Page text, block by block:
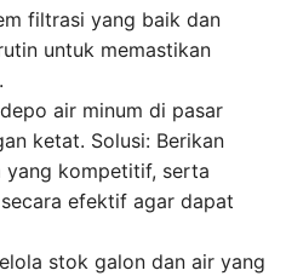
filtrasi yang baik dan
untuk memastikan
air minum di pasar
ketat. Solusi: Berikan
yang kompetitif, serta
efektif agar dapat
stok galon dan air yang